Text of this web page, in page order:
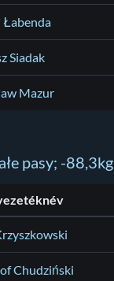
Łabenda
Siadak
Mazur
pasy; -88,3kg
Chudziński